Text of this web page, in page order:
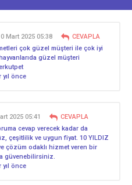
Mart 2025 05:38
CEVAPLA
çok güzel müşteri ile çok iyi
güzel müşteri
yıl önce
2025 05:41
CEVAPLA
cevap verecek kadar da
çeşitlilik ve uygun fiyat. 10 YILDIZ
çözüm odaklı hizmet veren bir
güvenebilirsiniz.
yıl önce